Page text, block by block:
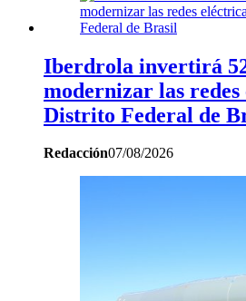
Iberdrola invertirá
modernizar las redes
Distrito Federal de
Redacción07/08/2026